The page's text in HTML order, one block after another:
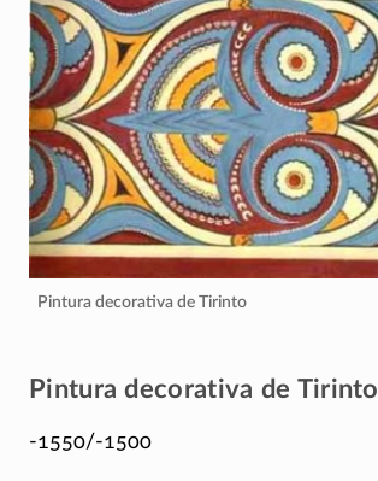
Pintura decorativa de Tirinto
Pintura decorativa de Tirinto
-1550/-1500